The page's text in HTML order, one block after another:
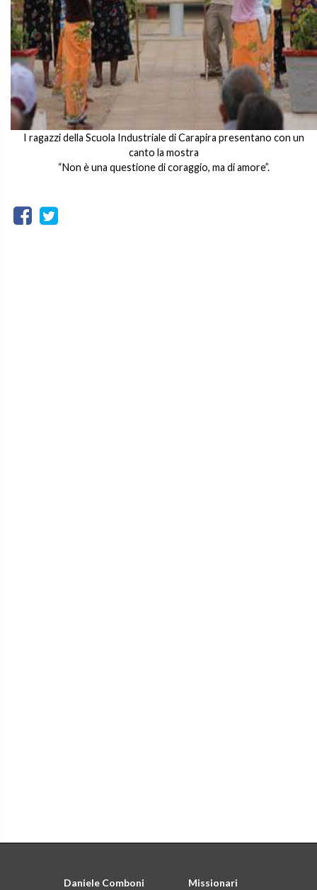
I ragazzi della Scuola Industriale di Carapira presentano con un
canto la mostra
“Non è una questione di coraggio, ma di amore”.
Daniele Comboni
Missionari